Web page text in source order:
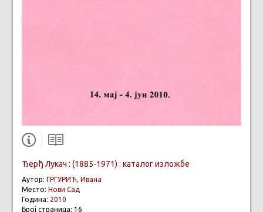
Ђерђ Лукач : (1885-1971) : каталог изложбе
Аутор: ГРГУРИЋ, Ивана
Место: Нови Сад
Година: 2010
Број страница: 16